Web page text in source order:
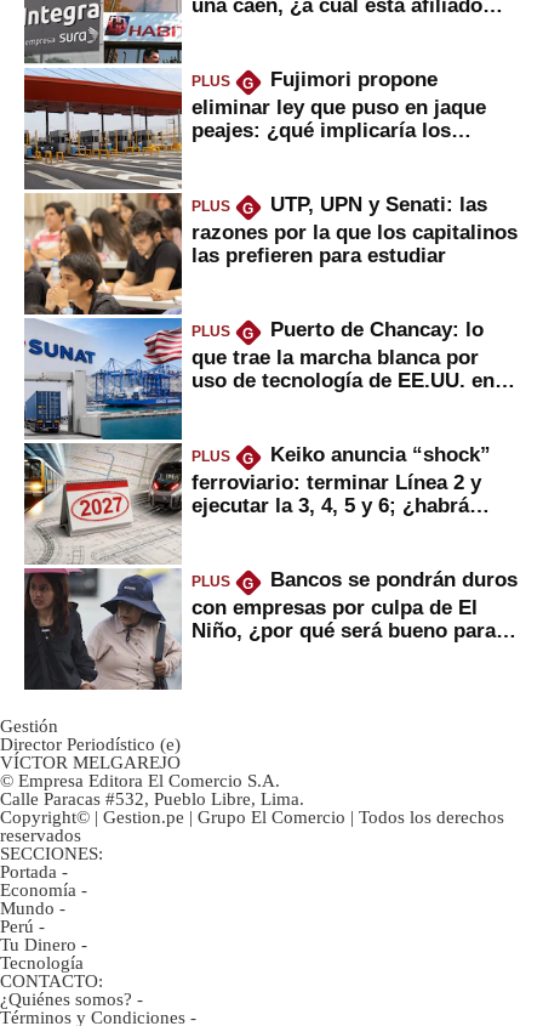
una caen, ¿a cuál está afiliado
PLUS G
Fujimori propone
eliminar ley que puso en jaque
peajes: ¿qué implicaría los
PLUS G
UTP, UPN y Senati: las
razones por la que los capitalinos
las prefieren para estudiar
PLUS G
Puerto de Chancay: lo
que trae la marcha blanca por
uso de tecnología de EE.UU. en
PLUS G
Keiko anuncia “shock”
ferroviario: terminar Línea 2 y
ejecutar la 3, 4, 5 y 6; ¿habrá
PLUS G
Bancos se pondrán duros
con empresas por culpa de El
Niño, ¿por qué será bueno para
Gestión
Director Periodístico (e)
VÍCTOR MELGAREJO
© Empresa Editora El Comercio S.A.
Calle Paracas #532, Pueblo Libre, Lima.
Copyright© | Gestion.pe | Grupo El Comercio | Todos los derechos
reservados
SECCIONES:
Portada -
Economía -
Mundo -
Perú -
Tu Dinero -
Tecnología
CONTACTO:
¿Quiénes somos? -
Términos y Condiciones -